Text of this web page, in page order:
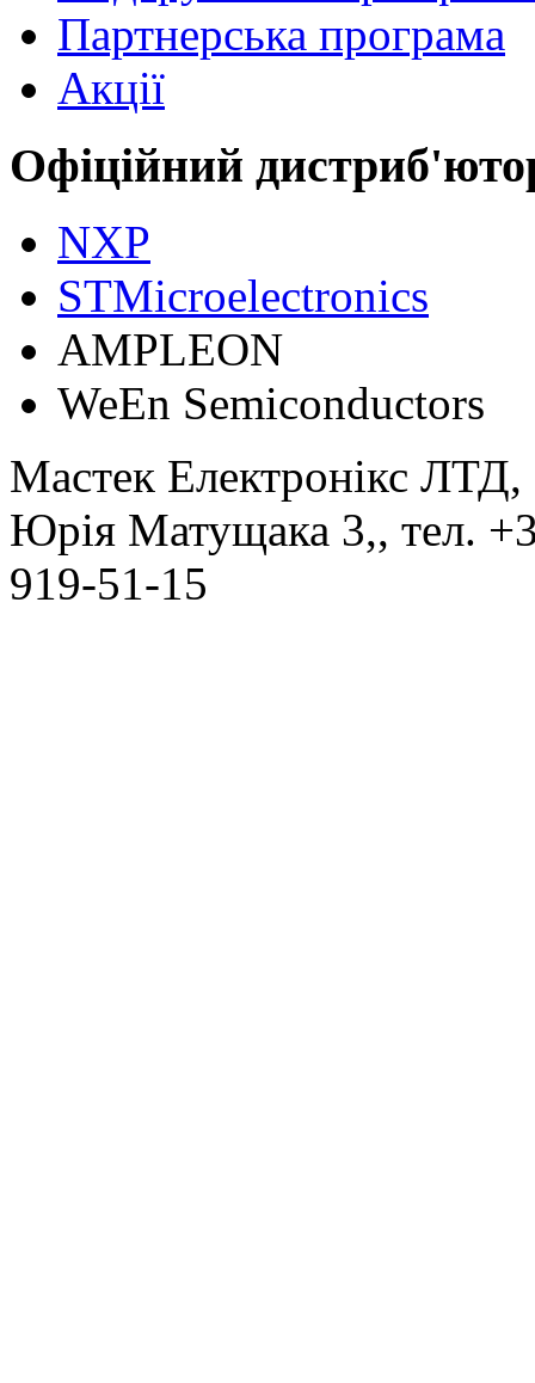
Партнерська програма
Акції
Офіційний
NXP
STMicroelectronics
АMPLEON
WeEn Semiconductors
Мастек Електронікс ЛТД,
Юрія Матущака 3,, тел.
919-51-15